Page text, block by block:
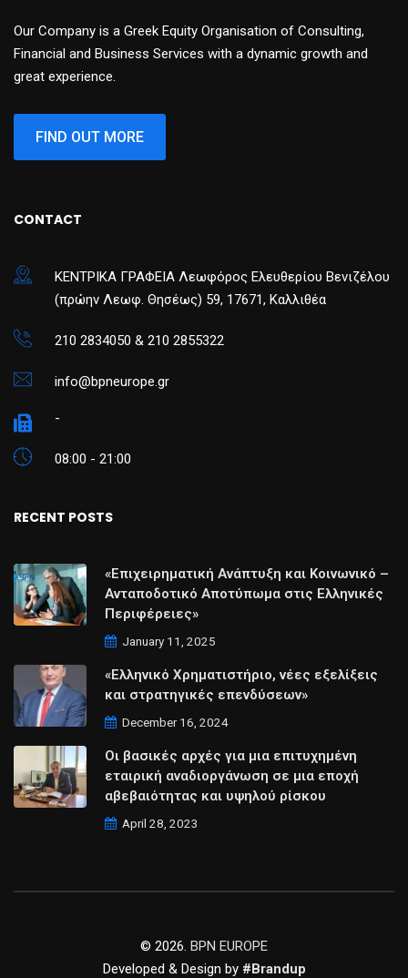
Our Company is a Greek Equity Organisation of Consulting,
Financial and Business Services with a dynamic growth and
great experience.
FIND OUT MORE
CONTACT
ΚΕΝΤΡΙΚΑ ΓΡΑΦΕΙΑ Λεωφόρος Ελευθερίου Βενιζέλου
(πρώην Λεωφ. Θησέως) 59, 17671, Καλλιθέα
210 2834050 & 210 2855322
info@bpneurope.gr
-
08:00 - 21:00
RECENT POSTS
«Επιχειρηματική Ανάπτυξη και Κοινωνικό –
Ανταποδοτικό Αποτύπωμα στις Ελληνικές
Περιφέρειες»
January 11, 2025
«Ελληνικό Χρηματιστήριο, νέες εξελίξεις
και στρατηγικές επενδύσεων»
December 16, 2024
Οι βασικές αρχές για μια επιτυχημένη
εταιρική αναδιοργάνωση σε μια εποχή
αβεβαιότητας και υψηλού ρίσκου
April 28, 2023
© 2026. BPN EUROPE
Developed & Design by #Brandup